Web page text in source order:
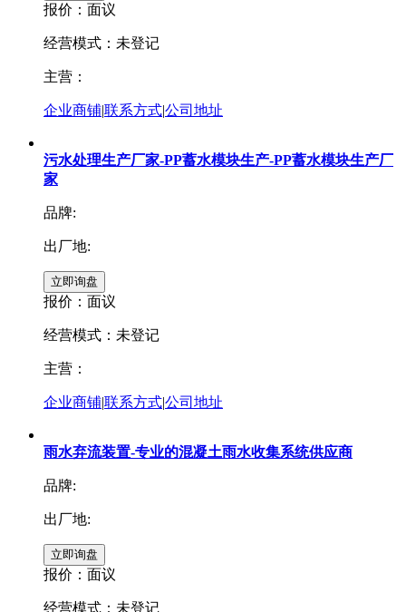
报价： 面议
经营模式：未登记
主营：
企业商铺|联系方式|公司地址
污水处理生产厂家-PP蓄水模块生产-PP蓄水模块生产厂
家
品牌:
出厂地:
报价： 面议
经营模式：未登记
主营：
企业商铺|联系方式|公司地址
雨水弃流装置-专业的混凝土雨水收集系统供应商
品牌:
出厂地:
报价： 面议
经营模式：未登记